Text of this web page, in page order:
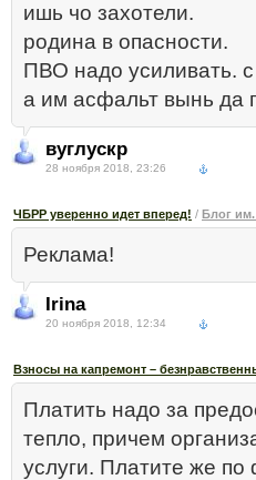
ишь чо захотели.
родина в опасности.
ПВО надо усиливать.
а им асфальт вынь да
вуглускр
28 ноября 2018, 23:26
ЧБРР уверенно идет вперед! / Блог им.
Реклама!
Irina
20 ноября 2018, 12:34
Взносы на капремонт –
Платить надо за
тепло, причем
услуги. Платите же по